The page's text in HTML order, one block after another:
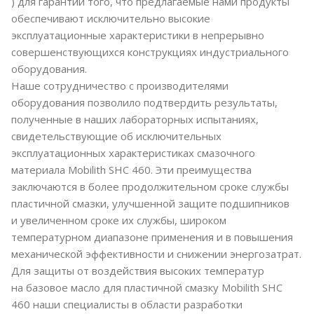
обеспечивают исключительно высокие
эксплуатационные характеристики в непрерывно
совершенствующихся конструкциях индустриального
оборудования.
Наше сотрудничество с производителями
оборудования позволило подтвердить результаты,
полученные в наших лабораторных испытаниях,
свидетельствующие об исключительных
эксплуатационных характеристиках смазочного
материала Mobilith SHC 460. Эти преимущества
заключаются в более продолжительном сроке службы
пластичной смазки, улучшенной защите подшипников
и увеличенном сроке их службы, широком
температурном диапазоне применения и в повышения
механической эффективности и снижении энергозатрат.
Для защиты от воздействия высоких температур
на базовое масло для пластичной смазку Mobilith SHC
460 наши специалисты в области разработки